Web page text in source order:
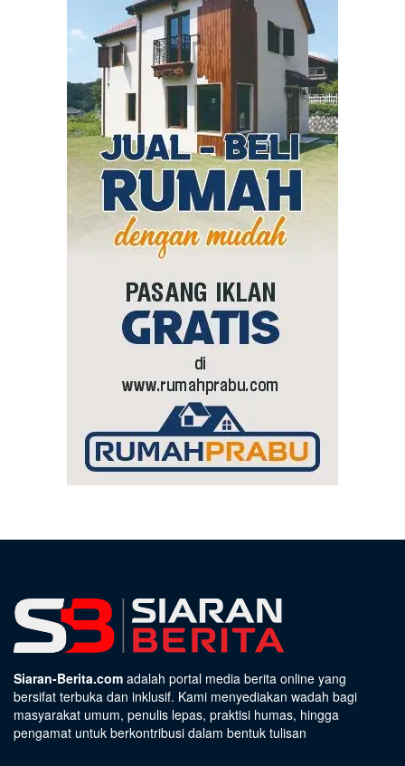
Siaran-Berita.com adalah portal media berita online yang
bersifat terbuka dan inklusif. Kami menyediakan wadah bagi
masyarakat umum, penulis lepas, praktisi humas, hingga
pengamat untuk berkontribusi dalam bentuk tulisan